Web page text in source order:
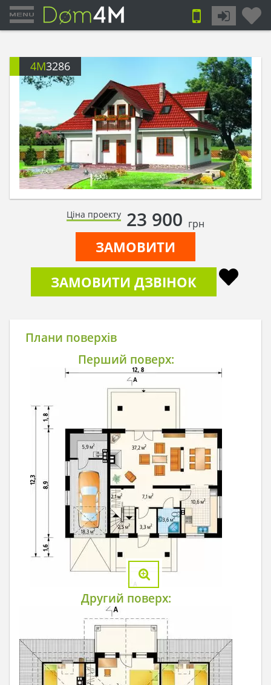
4M3286
Ціна проекту 23 900 грн
ЗАМОВИТИ
ЗАМОВИТИ ДЗВІНОК
Плани поверхів
Перший поверх:
Другий поверх: